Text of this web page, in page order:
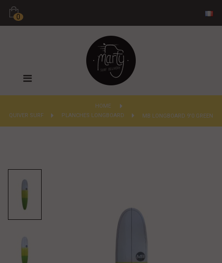
0
Basculer
HOME
QUIVER SURF
> PLANCHES LONGBOARD > MB LONGBOARD 9'0 GREEN